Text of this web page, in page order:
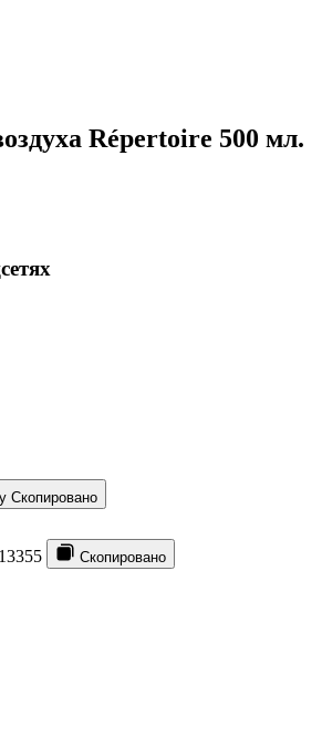
Répertoire 500 мл.
Скопировано
Скопировано